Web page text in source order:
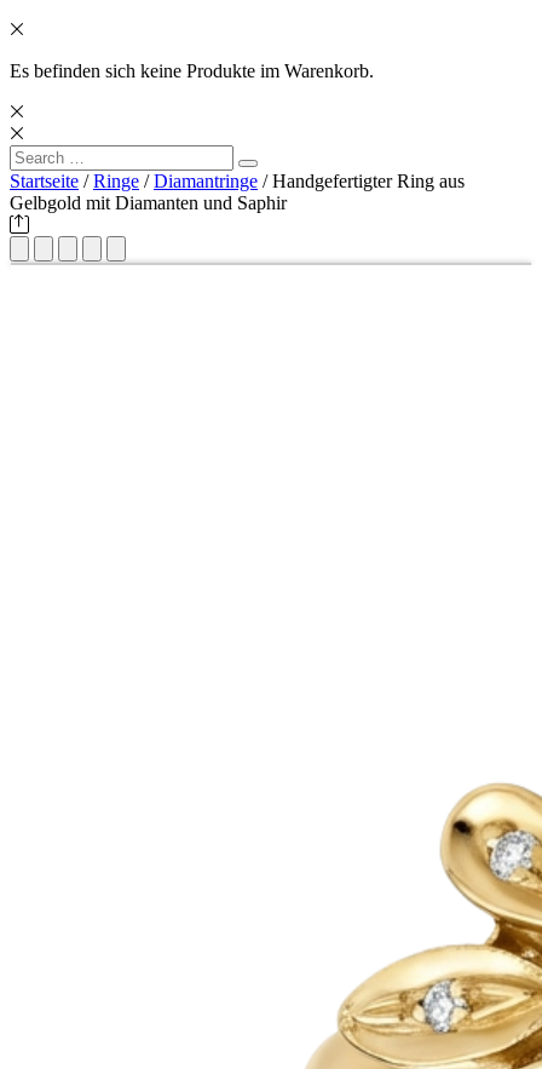
Es befinden sich keine Produkte im Warenkorb.
Search
for:
Search
Startseite /Ringe /Diamantringe / Handgefertigter Ring aus
Gelbgold mit Diamanten und Saphir